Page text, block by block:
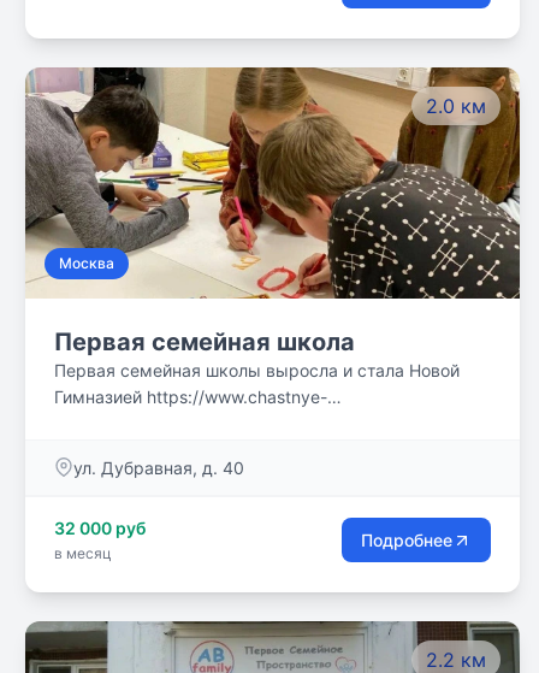
2.0 км
Москва
Первая семейная школа
Первая семейная школы выросла и стала Новой
Гимназией https://www.chastnye-
ул. Дубравная, д. 40
32 000 руб
в месяц
Подробнее
2.2 км